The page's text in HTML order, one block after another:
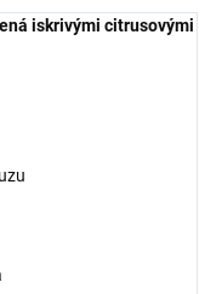
iskrivými citrusovými